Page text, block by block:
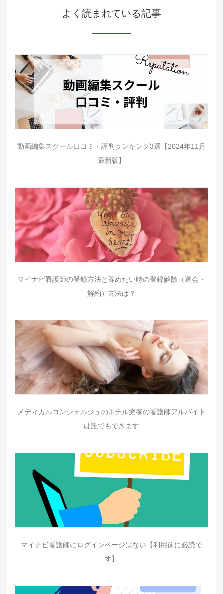
よく読まれている記事
動画編集スクール口コミ・評判ランキング3選【2024年11月
最新版】
マイナビ看護師の登録方法と辞めたい時の登録解除（退会・
解約）方法は？
メディカルコンシェルジュのホテル療養の看護師アルバイト
は誰でもできます
マイナビ看護師にログインページはない【利用前に必読で
す】